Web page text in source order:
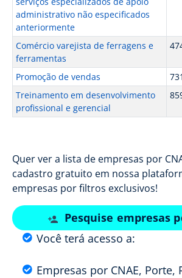
administrativo não especificados
anteriormente
Comércio varejista de ferragens e
ferramentas
Promoção de vendas
Treinamento em desenvolvimento
profissional e gerencial
Quer ver a lista de empresas por
cadastro gratuito em nossa
empresas por filtros exclusivos!
Pesquise empresas
Você terá acesso a:
Empresas por CNAE, Porte,